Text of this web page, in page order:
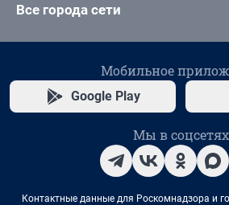
Все города сети
Мобильное
Google Play
Мы в соцсетях
Контактные данные для Роскомнадзора и